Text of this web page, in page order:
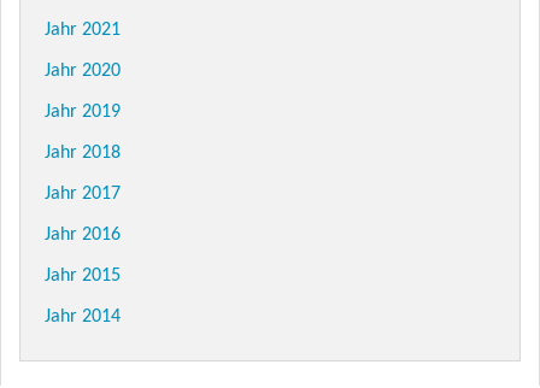
Jahr 2021
Jahr 2020
Jahr 2019
Jahr 2018
Jahr 2017
Jahr 2016
Jahr 2015
Jahr 2014